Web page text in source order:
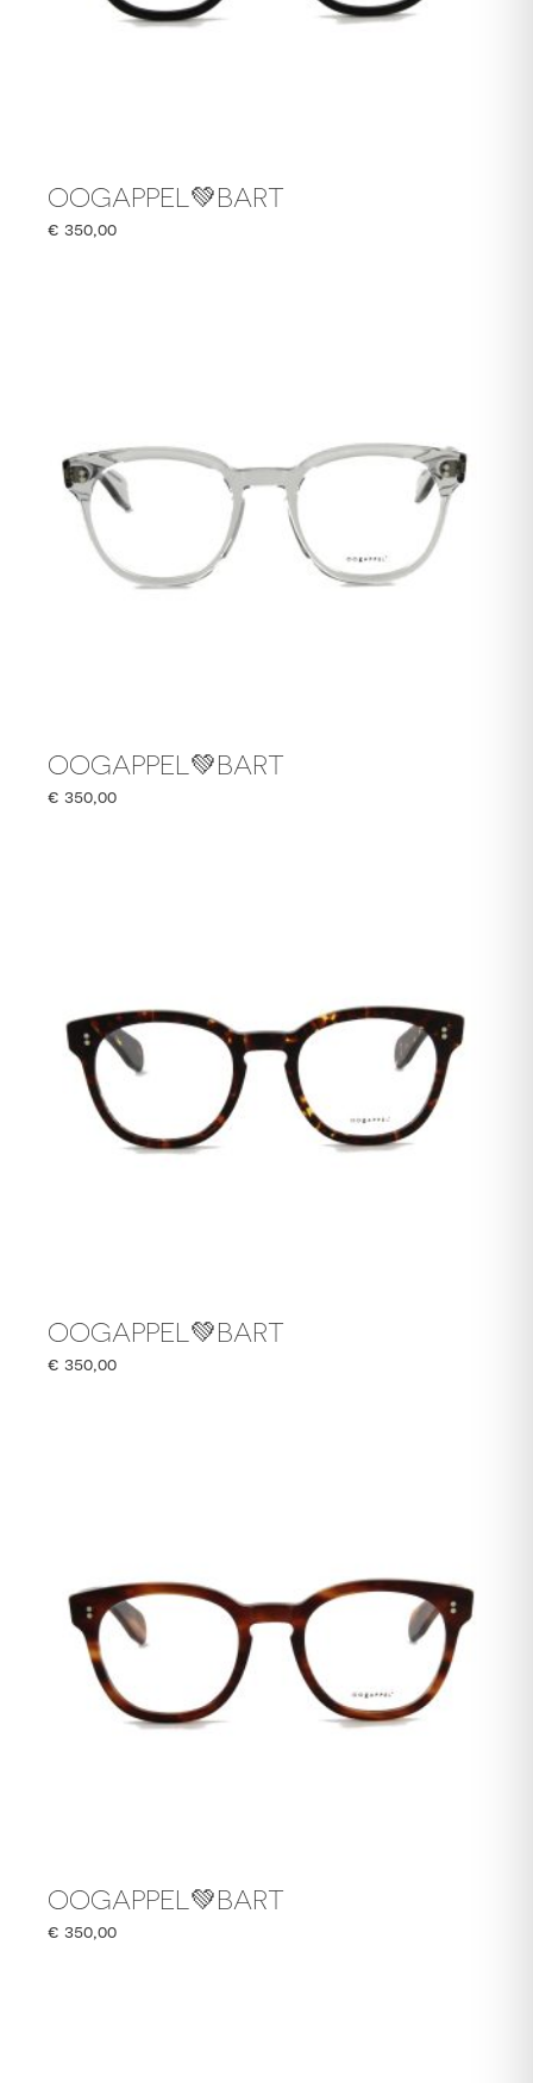
OOGAPPEL💚BART
€ 350,00
OOGAPPEL💚BART
€ 350,00
OOGAPPEL💚BART
€ 350,00
OOGAPPEL💚BART
€ 350,00